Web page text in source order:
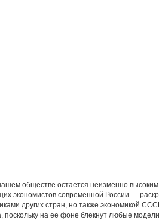
обществе остается неизменно
экономистов современной России —
других стран, но также экономикой
на ее фоне блекнут любые